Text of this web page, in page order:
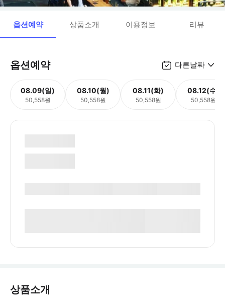
옵션예약 상품소개 이용정보 리뷰
옵션예약 다른날짜
08.09(일)
50,558원
08.10(월)
50,558원
08.11(화)
50,558원
08.12(수)
50,558원
상품소개